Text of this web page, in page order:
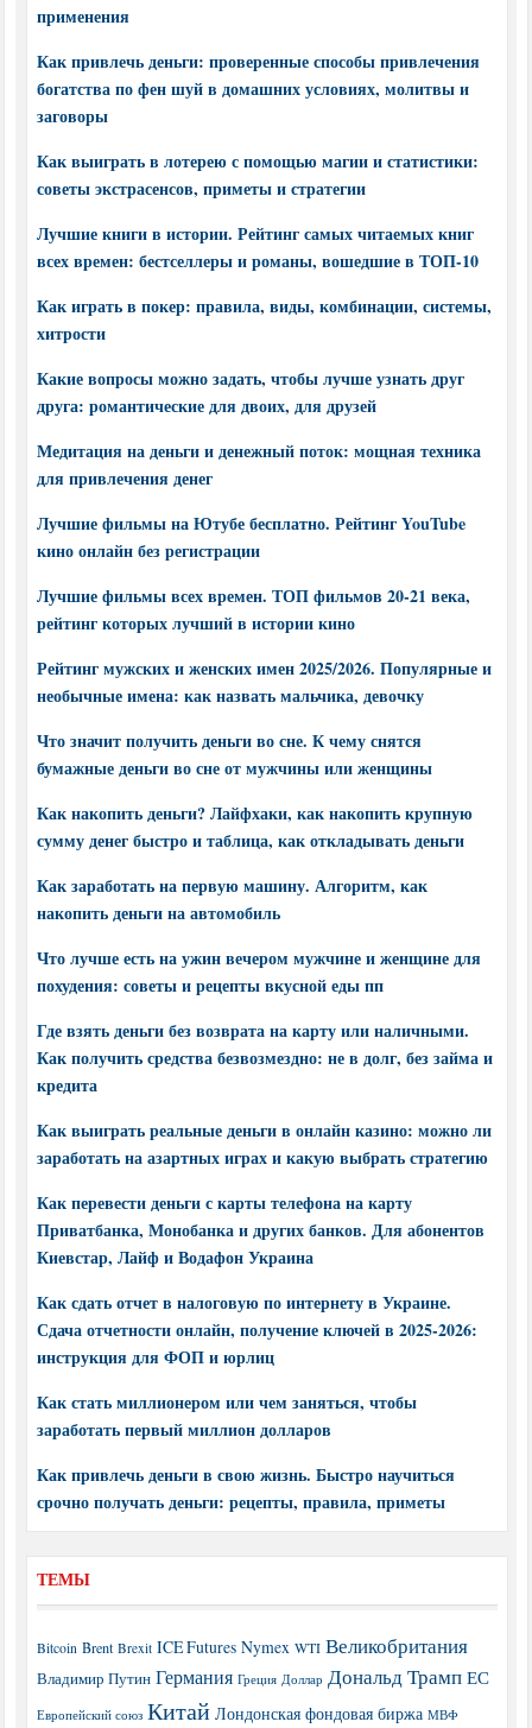
применения
Как привлечь деньги: проверенные способы привлечения
богатства по фен шуй в домашних условиях, молитвы и
заговоры
Как выиграть в лотерею с помощью магии и статистики:
советы экстрасенсов, приметы и стратегии
Лучшие книги в истории. Рейтинг самых читаемых книг
всех времен: бестселлеры и романы, вошедшие в ТОП-10
Как играть в покер: правила, виды, комбинации, системы,
хитрости
Какие вопросы можно задать, чтобы лучше узнать друг
друга: романтические для двоих, для друзей
Медитация на деньги и денежный поток: мощная техника
для привлечения денег
Лучшие фильмы на Ютубе бесплатно. Рейтинг YouTube
кино онлайн без регистрации
Лучшие фильмы всех времен. ТОП фильмов 20-21 века,
рейтинг которых лучший в истории кино
Рейтинг мужских и женских имен 2025/2026. Популярные и
необычные имена: как назвать мальчика, девочку
Что значит получить деньги во сне. К чему снятся
бумажные деньги во сне от мужчины или женщины
Как накопить деньги? Лайфхаки, как накопить крупную
сумму денег быстро и таблица, как откладывать деньги
Как заработать на первую машину. Алгоритм, как
накопить деньги на автомобиль
Что лучше есть на ужин вечером мужчине и женщине для
похудения: советы и рецепты вкусной еды пп
Где взять деньги без возврата на карту или наличными.
Как получить средства безвозмездно: не в долг, без займа и
кредита
Как выиграть реальные деньги в онлайн казино: можно ли
заработать на азартных играх и какую выбрать стратегию
Как перевести деньги с карты телефона на карту
Приватбанка, Монобанка и других банков. Для абонентов
Киевстар, Лайф и Водафон Украина
Как сдать отчет в налоговую по интернету в Украине.
Сдача отчетности онлайн, получение ключей в 2025-2026:
инструкция для ФОП и юрлиц
Как стать миллионером или чем заняться, чтобы
заработать первый миллион долларов
Как привлечь деньги в свою жизнь. Быстро научиться
срочно получать деньги: рецепты, правила, приметы
ТЕМЫ
Bitcoin Brent Brexit ICE Futures Nymex WTI Великобритания
Владимир Путин Германия Греция Доллар Дональд Трамп ЕС
Европейский союз Китай Лондонская фондовая биржа МВФ